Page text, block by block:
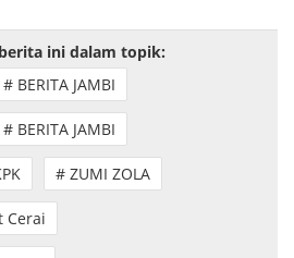
ini dalam topik:
# BERITA JAMBI
# BERITA JAMBI
# ZUMI ZOLA
Cerai